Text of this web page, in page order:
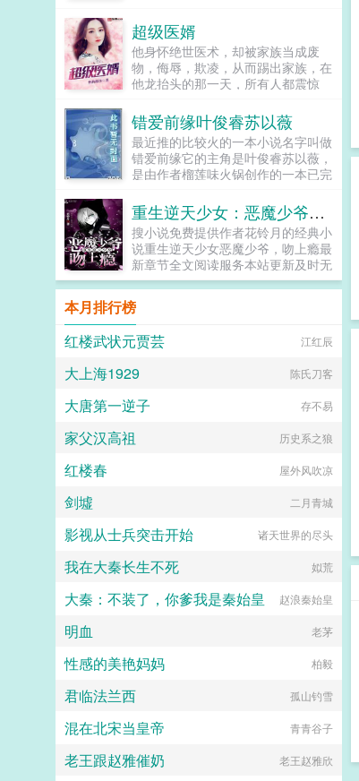
超级医婿
他身怀绝世医术，却被家族当成废
物，侮辱，欺凌，从而踢出家族，在
他龙抬头的那一天，所有人都震惊
不起的王者。...
错爱前缘叶俊睿苏以薇
最近推的比较火的一本小说名字叫做
错爱前缘它的主角是叶俊睿苏以薇，
是由作者榴莲味火锅创作的一本已完
文网为您提供错爱前缘的最新简介叶
俊博趁事情还没闹大，顶着周围的舆
论压力，立刻叶俊睿给拉到一边哥，
咱们说好的在公共场合要守礼一点，
爷爷去世前的教诲你都忘了吗？...
重生逆天少女：恶魔少爷，吻上瘾
搜小说免费提供作者花铃月的经典小
说重生逆天少女恶魔少爷，吻上瘾最
新章节全文阅读服务本站更新及时无
弹窗广告欢迎光临观看小说她从生下
来就不祥之人，克母克父，一心想要
进入学院学习的她，却被迫要给东方
家那虐人的废材少爷做未婚妻，谁知
道，这少爷是个扮猪吃老虎的人。我
还克丈夫，你确定要我？白卿卿问。
起天下无敌。白卿卿都说东方家的少
一个个都死了。所有人都觉得白卿卿
己命这么长呢？这个表面...
本月排行榜
红楼武状元贾芸
江红辰
大上海1929 陈氏刀客
大唐第一逆子 存不易
家父汉高祖 历史系之狼
红楼春 屋外风吹凉
剑墟 二月青城
影视从士兵突击开始 诸天世界的尽头
我在大秦长生不死 姒荒
大秦：不装了，你爹我是秦始皇 赵浪秦始皇
明血 老茅
性感的美艳妈妈 柏毅
君临法兰西 孤山钓雪
混在北宋当皇帝 青青谷子
老王跟赵雅催奶 老王赵雅欣